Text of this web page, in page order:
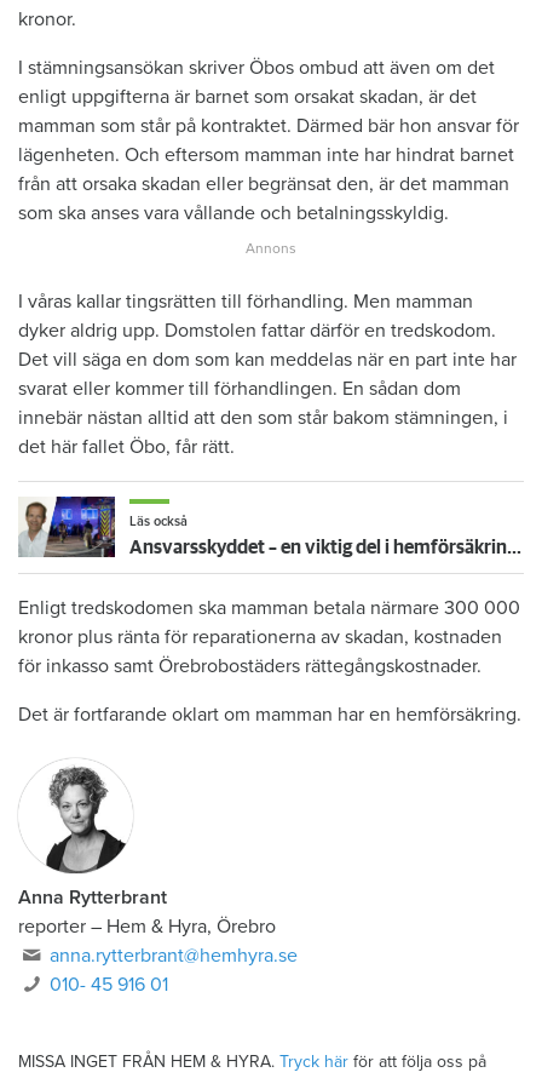
kronor.
I stämningsansökan skriver Öbos ombud att även om det
enligt uppgifterna är barnet som orsakat skadan, är det
mamman som står på kontraktet. Därmed bär hon ansvar för
lägenheten. Och eftersom mamman inte har hindrat barnet
från att orsaka skadan eller begränsat den, är det mamman
som ska anses vara vållande och betalningsskyldig.
I våras kallar tingsrätten till förhandling. Men mamman
dyker aldrig upp. Domstolen fattar därför en tredskodom.
Det vill säga en dom som kan meddelas när en part inte har
svarat eller kommer till förhandlingen. En sådan dom
innebär nästan alltid att den som står bakom stämningen, i
det här fallet Öbo, får rätt.
Läs också
Ansvarsskyddet – en viktig del i hemförsäkringen
Enligt tredskodomen ska mamman betala närmare 300 000
kronor plus ränta för reparationerna av skadan, kostnaden
för inkasso samt Örebrobostäders rättegångskostnader.
Det är fortfarande oklart om mamman har en hemförsäkring.
Anna Rytterbrant
reporter – Hem & Hyra, Örebro
anna.rytterbrant@hemhyra.se
010- 45 916 01
MISSA INGET FRÅN HEM & HYRA. Tryck här för att följa oss på